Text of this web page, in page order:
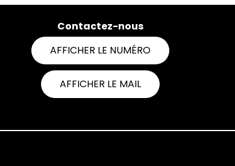
Contactez-nous
AFFICHER LE NUMÉRO
AFFICHER LE MAIL